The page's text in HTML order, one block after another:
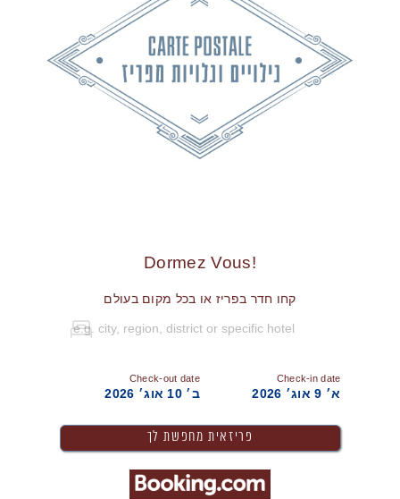
!Dormez Vous
קחו חדר בפריז או בכל מקום בעולם
Check-in date
א׳ 9 אוג׳ 2026
Check-out date
ב׳ 10 אוג׳ 2026